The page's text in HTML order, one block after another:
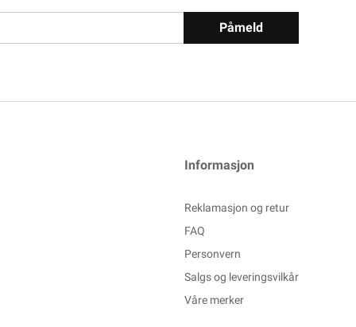
Påmeld
Informasjon
Reklamasjon og retur
FAQ
Personvern
Salgs og leveringsvilkår
Våre merker